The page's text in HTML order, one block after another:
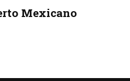
Mexicano